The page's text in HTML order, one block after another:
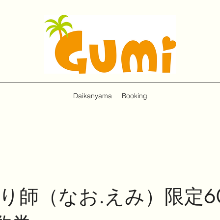
Daikanyama Booking
師（なお.えみ）限定